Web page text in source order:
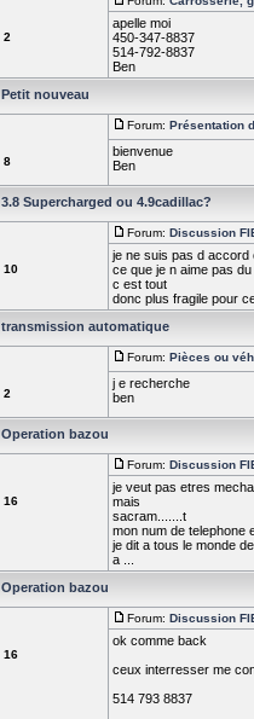
2
apelle moi
450-347-8837
514-792-8837
Ben
Petit nouveau
8
Forum: Présentation
bienvenue
Ben
3.8 Supercharged ou 4.9cadillac?
10
Forum: Discussion
je ne suis pas d accord
ce que je n aime pas du
c est tout
donc plus fragile pour
transmission automatique
2
Forum: Pièces ou
j e recherche
ben
Operation bazou
16
Forum: Discussion
je veut pas etres
mais
sacram.......t
mon num de telephone
je dit a tous le monde
a ...
Operation bazou
16
Forum: Discussion
ok comme back
ceux interresser me
514 793 8837